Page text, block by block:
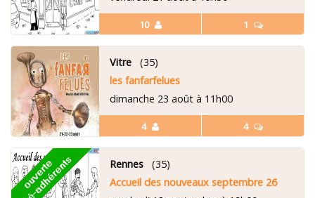
10 1
4 4
Vitre(35)
les fanfarfelues
dimanche 23 août à 11h00
Rennes(35)
Accueil des nouveaux septembre 26